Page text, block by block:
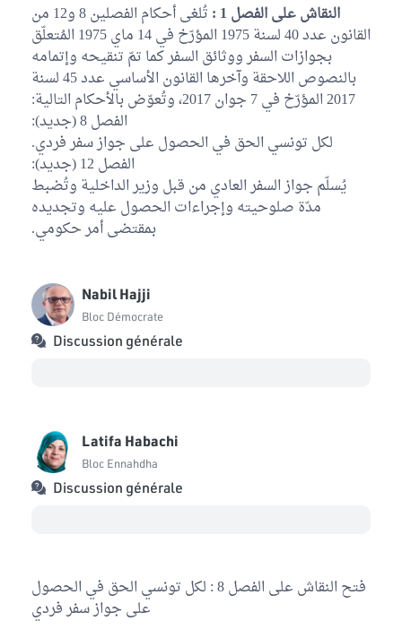
النقاش على الفصل 1 :
تُلغى أحكام الفصلين 8 و12 من
القانون عدد 40 لسنة 1975 المؤرّخ في 14 ماي 1975 المُتعلّق
بجوازات السفر ووثائق السفر كما تمّ تنقيحه وإتمامه
بالنصوص اللاحقة وآخرها القانون الأساسي عدد 45 لسنة
2017 المؤرّخ في 7 جوان 2017، وتُعوّض بالأحكام التالية:
الفصل 8 (جديد):
لكل تونسي الحق في الحصول على جواز سفر فردي.
الفصل 12 (جديد):
يُسلّم جواز السفر العادي من قبل وزير الداخلية وتُضبط
مدّة صلوحيته وإجراءات الحصول عليه وتجديده
بمقتضى أمر حكومي.
Nabil Hajji
Bloc Démocrate
Discussion générale
Latifa Habachi
Bloc Ennahdha
Discussion générale
فتح النقاش على الفصل 8 : لكل تونسي الحق في الحصول
على جواز سفر فردي